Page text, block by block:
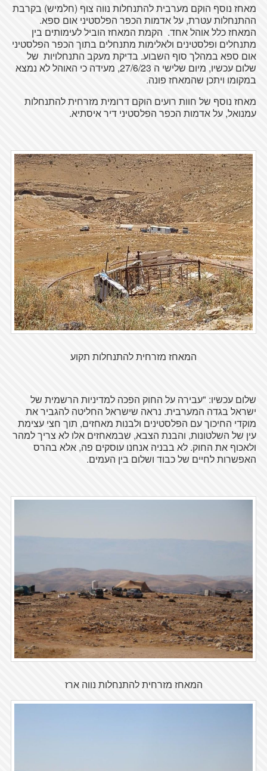
מאחז נוסף הוקם מערבית להתנחלות נווה צוף (חלמיש) בקרבת
ההתנחלות עטרת, על אדמות הכפר הפלסטיני אום ספא.
המאחז כלל אוהל אחד. הקמת המאחז הוביל לעימותים בין
מתנחלים ופלסטינים ולאלימות מתנחלים בתוך הכפר הפלסטיני
אום ספא במהלך סוף השבוע. בדיקת מעקב התנחלויות של
שלום עכשיו, מיום שלישי ה 27/6/23, מעידה כי האוהל לא נמצא
במקומו ויתכן שהמאחז פונה.
מאחז נוסף של חוות רועים הוקם דרומית מזרחית להתנחלות
עמנואל, על אדמות הכפר הפלסטיני דיר איסתיא.
המאחז מזרחית להתנחלות תקוע
שלום עכשיו: "עבירה על החוק הפכה למדיניות הרשמית של
ישראל בגדה המערבית. נראה שישראל החליטה להגביר את
מוקדי החיכוך עם הפלסטינים ולבנות מאחזים, תוך חצי עצימת
עין של השלטונות, והבנת הצבא, שבמאחזים אלו לא צריך למהר
ולאכוף את החוק. לא בבניה אנחנו עוסקים פה, אלא בהרס
האפשרות לחיים של כבוד ושלום בין העמים.
המאחז מזרחית להתנחלות נווה ארז